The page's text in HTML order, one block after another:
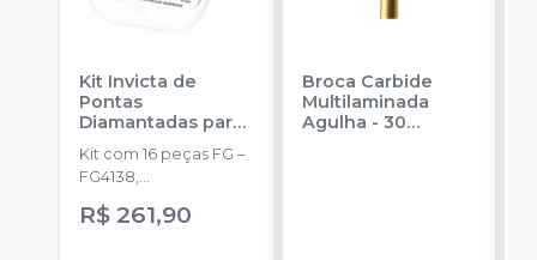
Kit Invicta de
Pontas
Diamantadas para
Práticas Diárias
AMERICAN BURRS
Kit com 16 peças FG –
FG4138,
FG3195,FG3131,FG3118,
FG3070,FG2200,FG213
R$ 261,90
Broca Carbide
Multilaminada
Agulha - 30